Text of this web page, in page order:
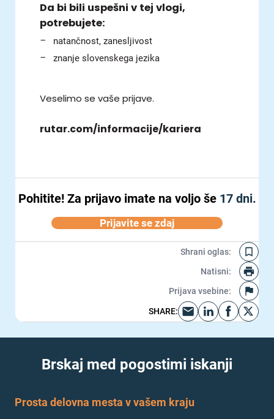
Da bi bili uspešni v tej vlogi,
potrebujete:
natančnost, zanesljivost
znanje slovenskega jezika
Veselimo se vaše prijave.
rutar.com/informacije/kariera
Pohitite! Za prijavo imate na voljo še 17 dni.
Prijavite se zdaj
Shrani oglas:
Natisni:
Prijava vsebine:
SHARE:
Brskaj med pogostimi iskanji
Prosta delovna mesta v vašem kraju